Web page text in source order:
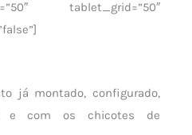
tablet_grid=”50″
já montado, configurado,
e com os chicotes de